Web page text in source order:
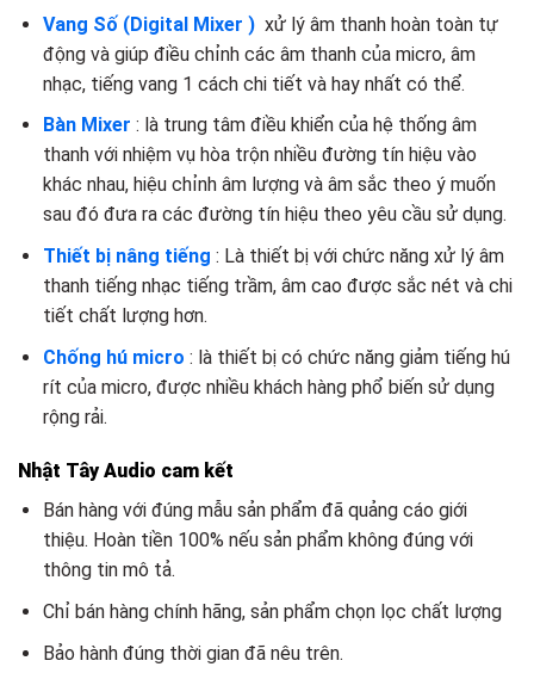
Vang Số (Digital Mixer ) xử lý âm thanh hoàn toàn tự
động và giúp điều chỉnh các âm thanh của micro, âm
nhạc, tiếng vang 1 cách chi tiết và hay nhất có thể.
Bàn Mixer : là trung tâm điều khiển của hệ thống âm
thanh với nhiệm vụ hòa trộn nhiều đường tín hiệu vào
khác nhau, hiệu chỉnh âm lượng và âm sắc theo ý muốn
sau đó đưa ra các đường tín hiệu theo yêu cầu sử dụng.
Thiết bị nâng tiếng : Là thiết bị với chức năng xử lý âm
thanh tiếng nhạc tiếng trầm, âm cao được sắc nét và chi
tiết chất lượng hơn.
Chống hú micro : là thiết bị có chức năng giảm tiếng hú
rít của micro, được nhiều khách hàng phổ biến sử dụng
rộng rải.
Nhật Tây Audio cam kết
Bán hàng với đúng mẫu sản phẩm đã quảng cáo giới
thiệu. Hoàn tiền 100% nếu sản phẩm không đúng với
thông tin mô tả.
Chỉ bán hàng chính hãng, sản phẩm chọn lọc chất lượng
Bảo hành đúng thời gian đã nêu trên.